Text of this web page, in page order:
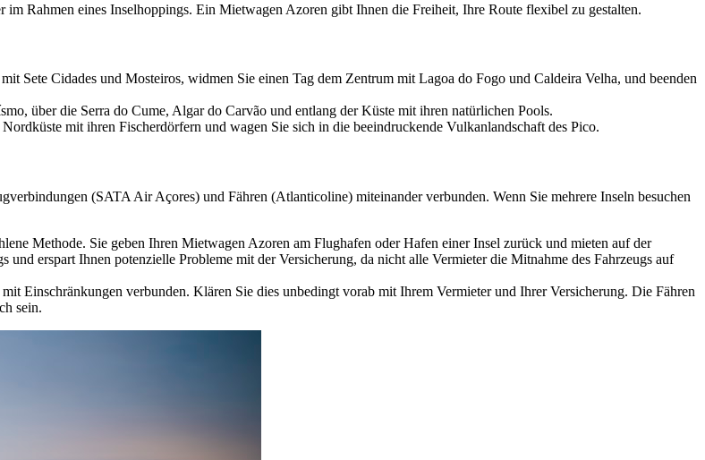
Rahmen eines Inselhoppings. Ein Mietwagen Azoren gibt Ihnen die Freiheit, Ihre Route flexibel zu gestalten.
Sete Cidades und Mosteiros, widmen Sie einen Tag dem Zentrum mit Lagoa do Fogo und Caldeira Velha, und beenden
über die Serra do Cume, Algar do Carvão und entlang der Küste mit ihren natürlichen Pools.
mit ihren Fischerdörfern und wagen Sie sich in die beeindruckende Vulkanlandschaft des Pico.
(SATA Air Açores) und Fähren (Atlanticoline) miteinander verbunden. Wenn Sie mehrere Inseln besuchen
Methode. Sie geben Ihren Mietwagen Azoren am Flughafen oder Hafen einer Insel zurück und mieten auf der
und erspart Ihnen potenzielle Probleme mit der Versicherung, da nicht alle Vermieter die Mitnahme des Fahrzeugs auf
Einschränkungen verbunden. Klären Sie dies unbedingt vorab mit Ihrem Vermieter und Ihrer Versicherung. Die Fähren
sein.